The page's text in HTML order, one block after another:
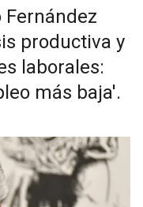
productiva y
laborales:
más baja'.